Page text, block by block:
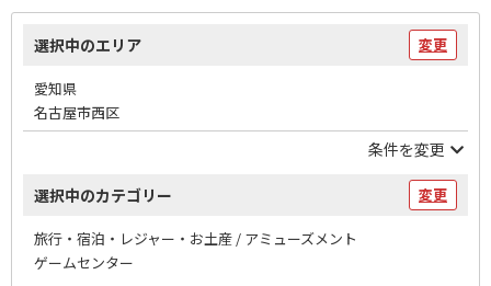
選択中のエリア 変更
愛知県
名古屋市西区
条件を変更
選択中のカテゴリー 変更
旅行・宿泊・レジャー・お土産 / アミューズメント
ゲームセンター